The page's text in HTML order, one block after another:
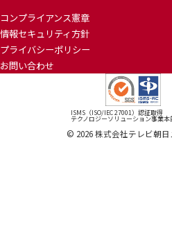
コンプライアンス憲章
情報セキュリティ方針
プライバシーポリシー
お問い合わせ
ISMS（ISO/IEC 27001）認証取得
テクノロジーソリューション事業本
© 2026株式会社テレビ朝